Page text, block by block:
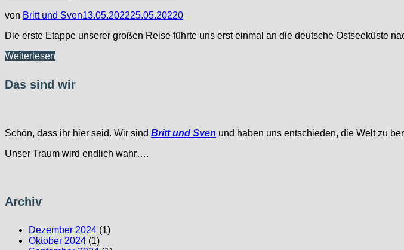
von Britt und Sven13.05.202225.05.20220
Die erste Etappe unserer großen Reise führte uns erst einmal an die deutsche Ostseeküste
Endlich
los!!!!
Weiterlesen
Das sind wir
Schön, dass ihr hier seid. Wir sind Britt und Sven und haben uns entschieden, die Welt zu
Unser Traum wird endlich wahr….
Archiv
Dezember 2024 (1)
Oktober 2024 (1)